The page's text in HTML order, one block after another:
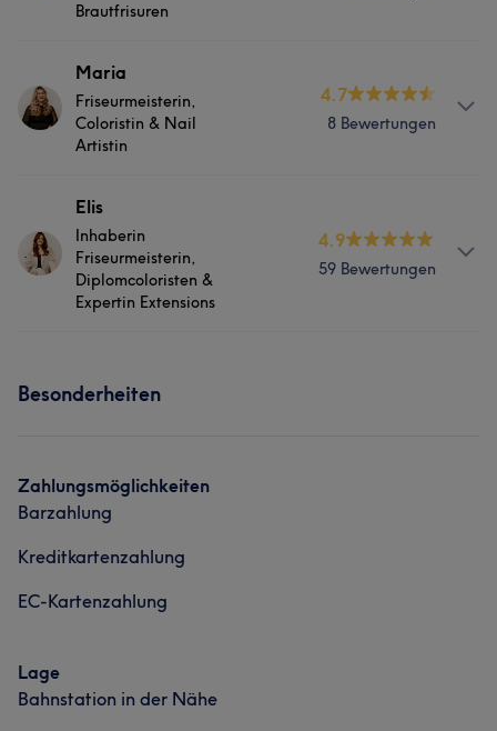
Brautfrisuren
Services
Friseur Gesicht Massage
Maria
Friseurmeisterin,
Coloristin & Nail
Artistin
4.7
8 Bewertungen
Services
Nägel Friseur Massage
Elis
Inhaberin
Friseurmeisterin,
Diplomcoloristen &
Expertin Extensions
4.9
59 Bewertungen
Was unsere Kunden über Elis sagen
Professionell
Besonderheiten
Zahlungsmöglichkeiten
Barzahlung
Kreditkartenzahlung
EC-Kartenzahlung
Lage
Bahnstation in der Nähe